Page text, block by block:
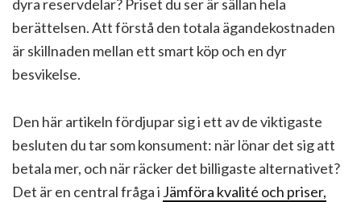
dyra reservdelar? Priset du ser är sällan hela
berättelsen. Att förstå den totala ägandekostnaden
är skillnaden mellan ett smart köp och en dyr
besvikelse.
Den här artikeln fördjupar sig i ett av de viktigaste
besluten du tar som konsument: när lönar det sig att
betala mer, och när räcker det billigaste alternativet?
Det är en central fråga i Jämföra kvalité och priser,